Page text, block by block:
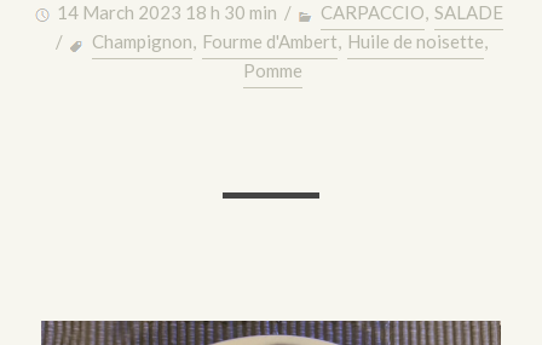
14 March 2023 18 h 30 min / CARPACCIO, SALADE
/
Champignon, Fourme d'Ambert, Huile de noisette,
Pomme